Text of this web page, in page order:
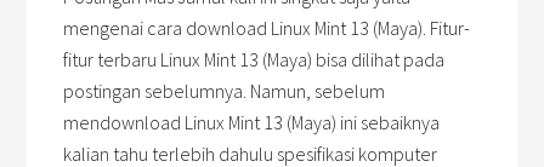
mengenai cara download Linux Mint 13 (Maya). Fitur-
fitur terbaru Linux Mint 13 (Maya) bisa dilihat pada
postingan sebelumnya. Namun, sebelum
mendownload Linux Mint 13 (Maya) ini sebaiknya
kalian tahu terlebih dahulu spesifikasi komputer